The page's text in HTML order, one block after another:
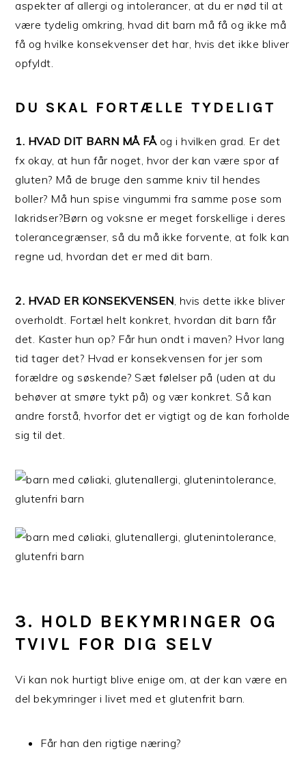
aspekter af allergi og intolerancer, at du er nød til at
være tydelig omkring, hvad dit barn må få og ikke må
få og hvilke konsekvenser det har, hvis det ikke bliver
opfyldt.
DU SKAL FORTÆLLE TYDELIGT
1. HVAD DIT BARN MÅ FÅog i hvilken grad. Er det
fx okay, at hun får noget, hvor der kan være spor af
gluten? Må de bruge den samme kniv til hendes
boller? Må hun spise vingummi fra samme pose som
lakridser?Børn og voksne er meget forskellige i deres
tolerancegrænser, så du må ikke forvente, at folk kan
regne ud, hvordan det er med dit barn.
2. HVAD ER KONSEKVENSEN, hvis dette ikke bliver
overholdt. Fortæl helt konkret, hvordan dit barn får
det. Kaster hun op? Får hun ondt i maven? Hvor lang
tid tager det? Hvad er konsekvensen for jer som
forældre og søskende? Sæt følelser på (uden at du
behøver at smøre tykt på) og vær konkret. Så kan
andre forstå, hvorfor det er vigtigt og de kan forholde
sig til det.
3. HOLD BEKYMRINGER OG
TVIVL FOR DIG SELV
Vi kan nok hurtigt blive enige om, at der kan være en
del bekymringer i livet med et glutenfrit barn.
Får han den rigtige næring?